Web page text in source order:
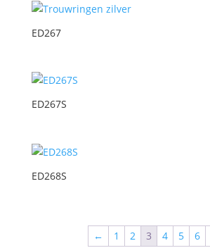
ED267
ED267S
ED268S
← 1 2 3 4 5 6